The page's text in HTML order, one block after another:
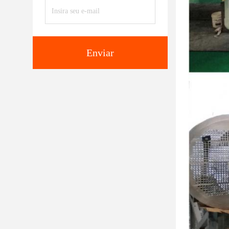
Enviar